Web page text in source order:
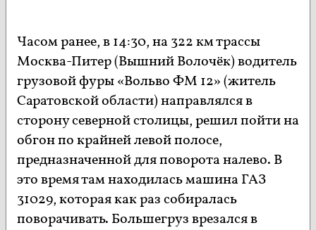
Часом ранее, в 14:30, на 322 км трассы
Москва-Питер (Вышний Волочёк) водитель
грузовой фуры «Вольво ФМ 12» (житель
Саратовской области) направлялся в
сторону северной столицы, решил пойти на
обгон по крайней левой полосе,
предназначенной для поворота налево. В
это время там находилась машина ГАЗ
31029, которая как раз собиралась
поворачивать. Большегруз врезался в